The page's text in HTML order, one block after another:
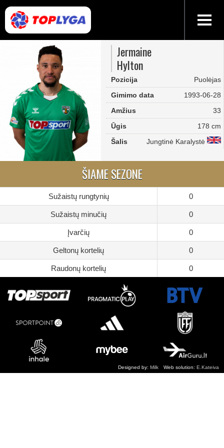
Jermaine
Hylton
Pozicija
Puolėjas
Gimimo data
1993-06-28
Amžius
33
Ūgis
178 cm
Šalis
Jungtinė Karalystė
ŠIAME SEZONE
Sužaistų rungtynių 0
Sužaistų minučių 0
Įvarčių 0
Geltonų kortelių 0
Raudonų kortelių 0
Web solution: E.Kateiva
Designed by: Milk